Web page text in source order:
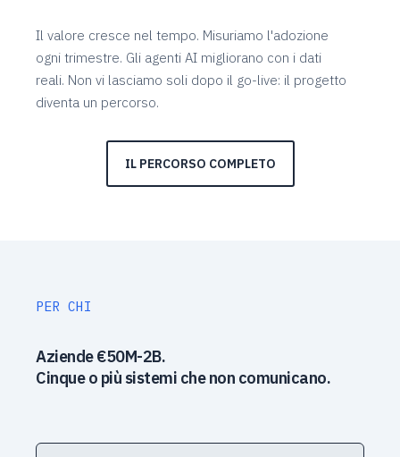
Il valore cresce nel tempo. Misuriamo l'adozione
ogni trimestre. Gli agenti AI migliorano con i dati
reali. Non vi lasciamo soli dopo il go-live: il progetto
diventa un percorso.
IL PERCORSO COMPLETO
PER CHI
Aziende €50M-2B.
Cinque o più sistemi che non comunicano.